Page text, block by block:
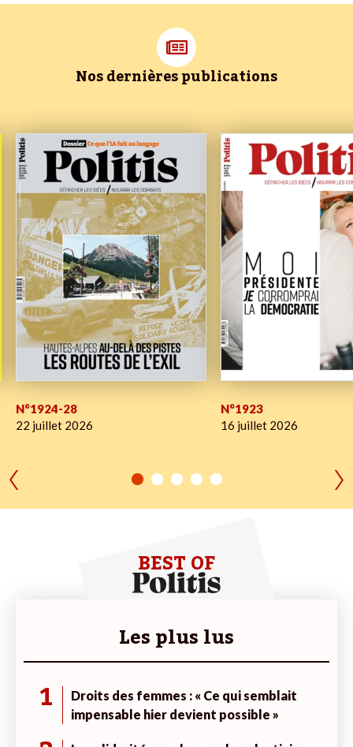
Nos dernières publications
N°1924-28
22 juillet 2026
N°1923
16 juillet 2026
BEST OF
Les plus lus
1
Droits des femmes : « Ce qui semblait
impensable hier devient possible »